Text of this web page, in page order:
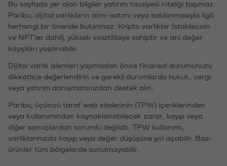
Bu sayfada yer alan bilgiler yatırım tavsiyesi niteliği taşımaz.
Paribu, dijital varlıkların alım-satımı veya saklanmasıyla ilgili
herhangi bir öneride bulunmaz. Kripto varlıklar (stablecoin
ve NFT'ler dahil), yüksek volatiliteye sahiptir ve ani değer
kayıpları yaşanabilir.
Dijital varlık işlemleri yapmadan önce finansal durumunuzu
dikkatlice değerlendirin ve gerekli durumlarda hukuk, vergi
veya yatırım danışmanınızdan destek alın.
Paribu, üçüncü taraf web sitelerinin (TPW) içeriklerinden
veya kullanımından kaynaklanabilecek zarar, kayıp veya
diğer sonuçlardan sorumlu değildir. TPW kullanımı,
varlıklarınızda kayıp veya değer düşüşüne yol açabilir. Bazı
ürünler tüm bölgelerde sunulmayabilir.